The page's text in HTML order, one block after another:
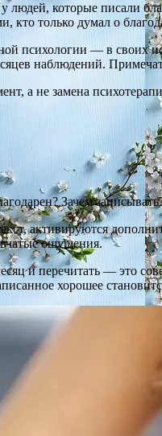
у людей, которые писали
только думал о
психологии — в своих
наблюдений.
а не замена
Зачем
активируются
ощущения.
и перечитать — это
хорошее